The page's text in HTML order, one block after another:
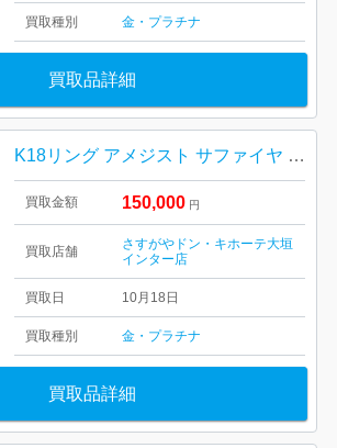
買取種別 金・プラチナ
買取品詳細
K18リング アメジスト サファイヤ ダイヤ付き
買取金額 150,000 円
買取店舗
さすがやドン・キホーテ大垣
インター店
買取日 10月18日
買取種別 金・プラチナ
買取品詳細